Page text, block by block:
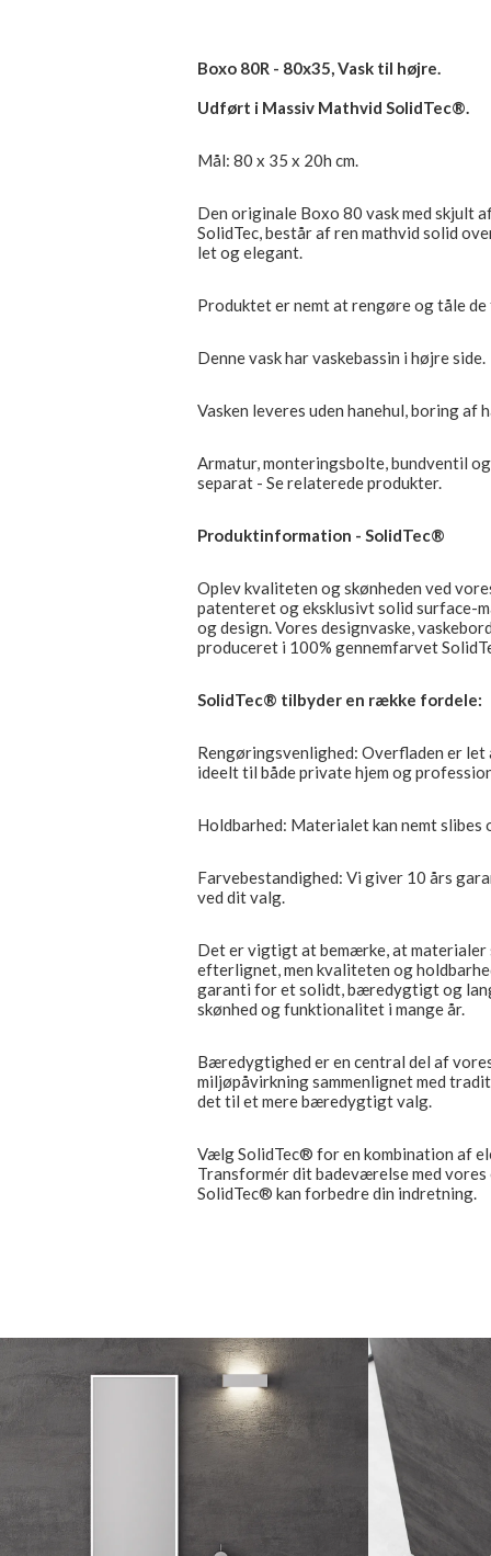
Boxo 80R - 80x35, Vask til højre.
Udført i Massiv Mathvid SolidTec®.
Mål: 80 x 35 x 20h cm.
Den originale Boxo 80 vask med skjult
SolidTec, består af ren mathvid solid
let og elegant.
Produktet er nemt at rengøre og tåle
Denne vask har vaskebassin i højre side.
Vasken leveres uden hanehul, boring af
Armatur, monteringsbolte, bundventil
separat - Se relaterede produkter.
Produktinformation - SolidTec®
Oplev kvaliteten og skønheden ved
patenteret og eksklusivt solid surface-
og design. Vores designvaske,
produceret i 100% gennemfarvet
SolidTec® tilbyder en række fordele:
Rengøringsvenlighed: Overfladen er
ideelt til både private hjem og
Holdbarhed: Materialet kan nemt slibes
Farvebestandighed: Vi giver 10 års
ved dit valg.
Det er vigtigt at bemærke, at
efterlignet, men kvaliteten og
garanti for et solidt, bæredygtigt og
skønhed og funktionalitet i mange år.
Bæredygtighed er en central del af
miljøpåvirkning sammenlignet med
det til et mere bæredygtigt valg.
Vælg SolidTec® for en kombination af
Transformér dit badeværelse med
SolidTec® kan forbedre din indretning.